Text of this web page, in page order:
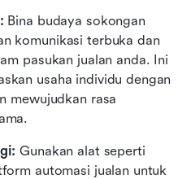
Bina budaya sokongan
komunikasi terbuka dan
pasukan jualan anda. Ini
usaha individu dengan
mewujudkan rasa
Gunakan alat seperti
automasi jualan untuk